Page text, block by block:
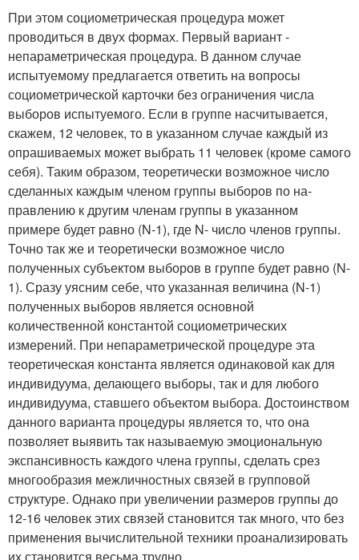
При этом социометрическая процедура может
проводить­ся в двух формах. Первый вариант -
непараметрическая процедура. В данном случае
испытуемому предлагается ответить на вопросы
социометрической карточки без ог­раничения числа
выборов испытуемого. Если в группе на­считывается,
скажем, 12 человек, то в указанном случае каждый из
опрашиваемых может выбрать 11 человек (кро­ме самого
себя). Таким образом, теоретически возможное число
сделанных каждым членом группы выборов по на­
правлению к другим членам группы в указанном
примере будет равно (N-1), где N- число членов группы.
Точно так же и теоретически возможное число
полученных субъек­том выборов в группе будет равно (N-
1). Сразу уясним себе, что указанная величина (N-1)
полученных выборов явля­ется основной
количественной константой социометричес­ких
измерений. При непараметрической процедуре эта
теоретическая константа является одинаковой как для
индивидуума, делающего выборы, так и для любого
инди­видуума, ставшего объектом выбора. Достоинством
данно­го варианта процедуры является то, что она
позволяет выявить так называемую эмоциональную
экспансивность каждого члена группы, сделать срез
многообразия меж­личностных связей в групповой
структуре. Однако при увеличении размеров группы до
12-16 человек этих свя­зей становится так много, что без
применения вычисли­тельной техники проанализировать